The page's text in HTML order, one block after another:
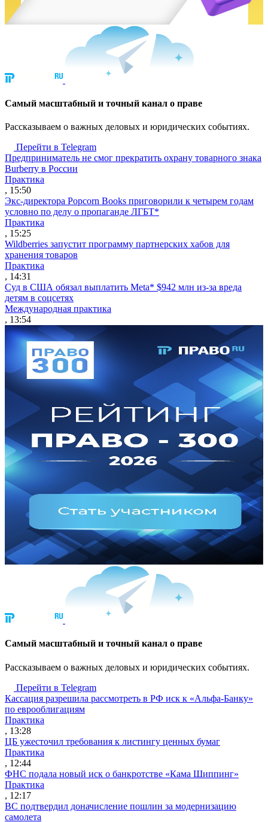
Cамый масштабный и точный канал о праве
Рассказываем о важных деловых и юридических событиях.
Перейти в Telegram
Предприниматель не смог прекратить охрану товарного знака
Burberry в России
Практика
, 15:50
Экс-директора Popcorn Books приговорили к четырем годам
условно по делу о пропаганде ЛГБТ*
Практика
, 15:25
Wildberries запустит программу партнерских хабов для
хранения товаров
Практика
, 14:31
Суд в США обязал выплатить Meta* $942 млн из-за вреда
детям в соцсетях
Международная практика
, 13:54
Cамый масштабный и точный канал о праве
Рассказываем о важных деловых и юридических событиях.
Перейти в Telegram
Кассация разрешила рассмотреть в РФ иск к «Альфа-Банку»
по еврооблигациям
Практика
, 13:28
ЦБ ужесточил требования к листингу ценных бумаг
Практика
, 12:44
ФНС подала новый иск о банкротстве «Кама Шиппинг»
Практика
, 12:17
ВС подтвердил доначисление пошлин за модернизацию
самолета